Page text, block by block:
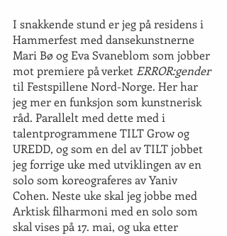
I snakkende stund er jeg på residens i
Hammerfest med dansekunstnerne
Mari Bø og Eva Svaneblom som jobber
mot premiere på verket ERROR:gender
til Festspillene Nord-Norge. Her har
jeg mer en funksjon som kunstnerisk
råd. Parallelt med dette med i
talentprogrammene TILT Grow og
UREDD, og som en del av TILT jobbet
jeg forrige uke med utviklingen av en
solo som koreograferes av Yaniv
Cohen. Neste uke skal jeg jobbe med
Arktisk filharmoni med en solo som
skal vises på 17. mai, og uka etter